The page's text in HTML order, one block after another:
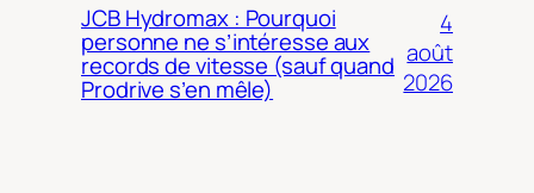
JCB Hydromax : Pourquoi
personne ne s’intéresse aux
records de vitesse (sauf quand
Prodrive s’en mêle)
4
août
2026